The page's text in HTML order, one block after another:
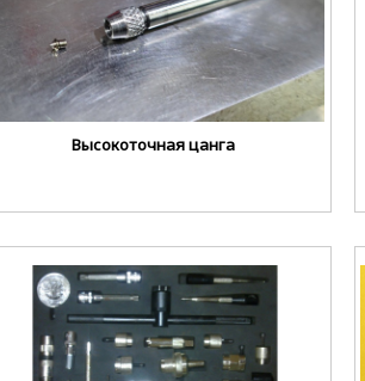
Высокоточная цанга